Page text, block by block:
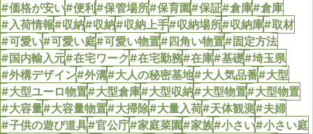
#価格が安い#便利#保管場所#保育園#保証#倉庫#倉庫
#入荷情報#収納#収納#収納上手#収納場所#収納庫#取材
#可愛い#可愛い庭#可愛い物置#四角い物置#固定方法
#国内輸入元#在宅ワーク#在宅勤務#在庫#基礎#埼玉県
#外構デザイン#外溝#大人の秘密基地#大人気品番#大型
#大型ユーロ物置#大型倉庫#大型収納#大型物置#大型物置
#大容量#大容量物置#大掃除#大量入荷#天体観測#夫婦
#子供の遊び道具#官公庁#家庭菜園#家族#小さい#小さい庭